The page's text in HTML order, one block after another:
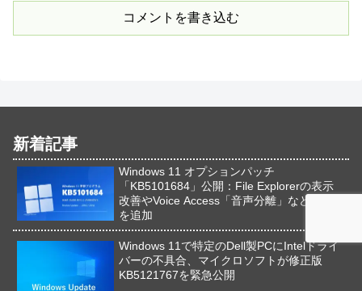
コメントを書き込む
新着記事
Windows 11 オプションパッチ
「KB5101684」公開：File Explorerの表示
改善やVoice Access「音声分離」など新機能
を追加
Windows 11で特定のDell製PCにIntelドライ
バーの不具合、マイクロソフトが修正版
KB5121767を緊急公開